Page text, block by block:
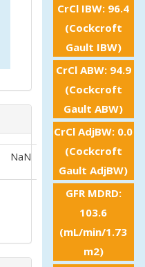
NaN
CrCl IBW: 96.4
(Cockcroft
Gault IBW)
CrCl ABW: 94.9
(Cockcroft
Gault ABW)
CrCl AdjBW: 0.0
(Cockcroft
Gault AdjBW)
GFR MDRD:
103.6
(mL/min/1.73
m2)